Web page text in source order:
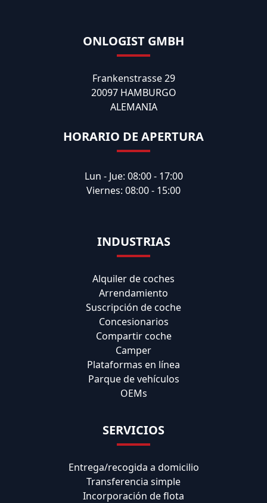
ONLOGIST GMBH
Frankenstrasse 29
20097 HAMBURGO
ALEMANIA
HORARIO DE APERTURA
Lun - Jue: 08:00 - 17:00
Viernes: 08:00 - 15:00
INDUSTRIAS
Alquiler de coches
Arrendamiento
Suscripción de coche
Concesionarios
Compartir coche
Camper
Plataformas en línea
Parque de vehículos
OEMs
SERVICIOS
Entrega/recogida a domicilio
Transferencia simple
Incorporación de flota